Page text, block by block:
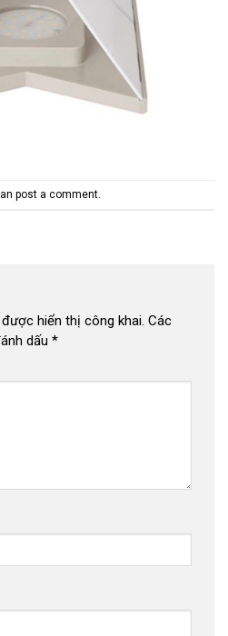
post a comment.
hiển thị công khai. Các
dấu *